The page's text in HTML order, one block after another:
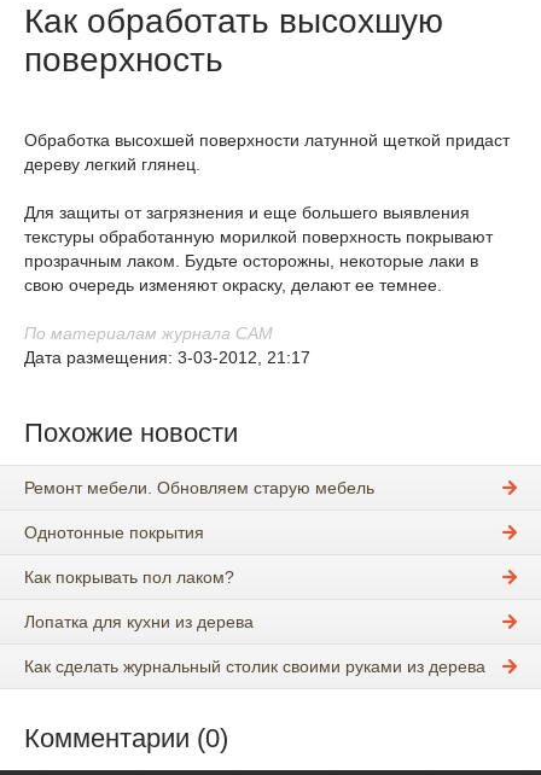
Как обработать высохшую
поверхность
Обработка высохшей поверхности латунной щеткой придаст
дереву легкий глянец.
Для защиты от загрязнения и еще большего выявления
текстуры обработанную морилкой поверхность покрывают
прозрачным лаком. Будьте осторожны, некоторые лаки в
свою очередь изменяют окраску, делают ее темнее.
По материалам журнала САМ
Дата размещения: 3-03-2012, 21:17
Похожие новости
Ремонт мебели. Обновляем старую мебель
Однотонные покрытия
Как покрывать пол лаком?
Лопатка для кухни из дерева
Как сделать журнальный столик своими руками из дерева
Комментарии (0)